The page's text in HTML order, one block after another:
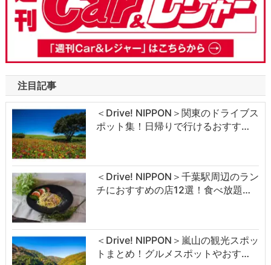
注目記事
＜Drive! NIPPON＞関東のドライブス
ポット集！日帰りで行けるおすす…
＜Drive! NIPPON＞千葉駅周辺のラン
チにおすすめの店12選！食べ放題…
＜Drive! NIPPON＞嵐山の観光スポッ
トまとめ！グルメスポットやおす…